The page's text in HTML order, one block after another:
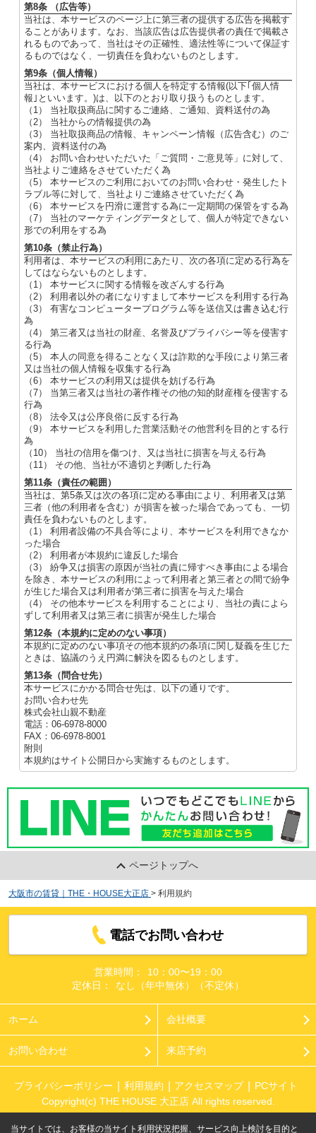
第8条 （広告等）
当社は、本サービスのページ上に第三者の提供する広告を掲載す
ることがあります。なお、当該広告は広告提供者の責任で掲載さ
れるものであって、当社はその正確性、適法性等について保証す
るものではなく、一切責任を負わないものとします。
第9条（個人情報）
当社は、本サービスにおける個人を特定する情報(以下｢個人情
報｣といいます。)は、以下のとおり取り扱うものとします。
（1） 当社取扱商品に関するご連絡、ご通知、資料送付の為
（2） 当社からの情報提供の為
（3） 当社取扱商品の情報、キャンペーン情報（広告含む）のご
案内、資料送付の為
（4） お問い合わせいただいた「ご質問・ご意見等」に対して、
当社よりご連絡をさせていただく為
（5） 本サービスのご利用においてのお問い合わせ・発生したト
ラブル等に対して、当社よりご連絡させていただく為
（6） 本サービスを円滑に運営する為に一定期間の保管をする為
（7） 当社のマーケティングデータとして、個人が特定できない
形での利用をする為
第10条（禁止行為）
利用者は、本サービスの利用にあたり、次の各項に定める行為を
してはならないものとします。
（1） 本サービスに関する情報を改ざんする行為
（2） 利用者以外の者になりすまして本サービスを利用する行為
（3） 有害なコンピュータープログラム等を送信又は書き込む行
為
（4） 第三者又は当社の財産、名誉及びプライバシー等を侵害す
る行為
（5） 本人の同意を得ることなく又は詐欺的な手段により第三者
又は当社の個人情報を収集する行為
（6） 本サービスの利用又は提供を妨げる行為
（7） 当第三者又は当社の著作権その他の知的財産権を侵害する
行為
（8） 法令又は公序良俗に反する行為
（9） 本サービスを利用した営業活動その他営利を目的とする行
為
（10） 当社の信用を傷つけ、又は当社に損害を与える行為
（11） その他、当社が不適切と判断した行為
第11条（責任の範囲）
当社は、第5条又は次の各項に定める事由により、利用者又は第
三者（他の利用者を含む）が損害を被った場合であっても、一切
責任を負わないものとします。
（1） 利用者設備の不具合等により、本サービスを利用できなか
った場合
（2） 利用者が本規約に違反した場合
（3） 紛争又は損害の原因が当社の責に帰すべき事由による場合
を除き、本サービスの利用によって利用者と第三者との間で紛争
が生じた場合又は利用者が第三者に損害を与えた場合
（4） その他本サービスを利用することにより、当社の責によら
ずして利用者又は第三者に損害が発生した場合
第12条（本規約に定めのない事項）
本規約に定めのない事項その他本規約の条項に関し疑義を生じた
ときは、協議のうえ円満に解決を図るものとします。
第13条（問合せ先）
本サービスにかかる問合せ先は、以下の通りです。
お問い合わせ先
株式会社山親不動産
電話：06-6978-8000
FAX：06-6978-8001
附則
本規約はサイト公開日から実施するものとします。
ページトップへ
大阪市の賃貸｜THE・HOUSE大正店 > 利用規約
電話でお問い合わせ
営業時間：
10：00〜19：00
定休日：
なし（年中無休）（不定休）
ホーム 会社概要
お問い合わせ 来店予約
プライバシーポリシー 利用規約 アクセスマップ
PCサイト
Copyright(c) THE HOUSE 大正店 All rights reserved.
当サイトでは、お客様の当サイト利用状況把握、サービス向上検討を目的と